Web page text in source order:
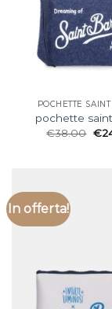
POCHETTE
pochette
€38.00 €
In offerta!